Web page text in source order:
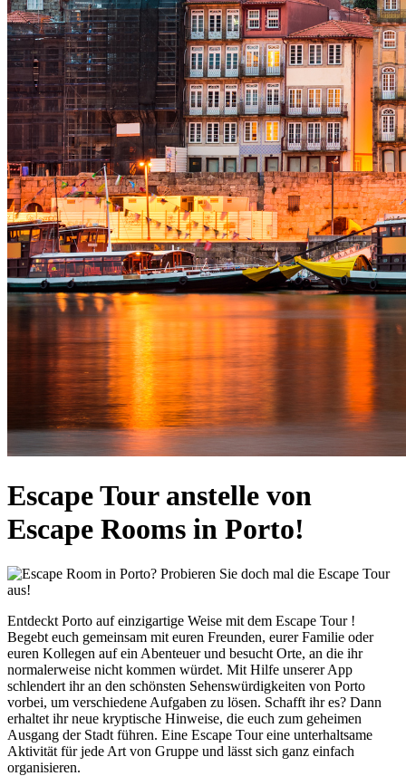
Escape Tour anstelle von
Escape Rooms in Porto!
Entdeckt Porto auf einzigartige Weise mit dem Escape Tour !
Begebt euch gemeinsam mit euren Freunden, eurer Familie oder
euren Kollegen auf ein Abenteuer und besucht Orte, an die ihr
normalerweise nicht kommen würdet. Mit Hilfe unserer App
schlendert ihr an den schönsten Sehenswürdigkeiten von Porto
vorbei, um verschiedene Aufgaben zu lösen. Schafft ihr es? Dann
erhaltet ihr neue kryptische Hinweise, die euch zum geheimen
Ausgang der Stadt führen. Eine Escape Tour eine unterhaltsame
Aktivität für jede Art von Gruppe und lässt sich ganz einfach
organisieren.